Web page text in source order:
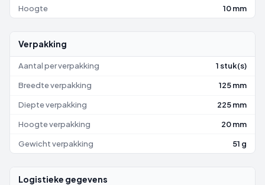
Hoogte 10 mm
Verpakking
Aantal per verpakking 1 stuk(s)
Breedte verpakking 125 mm
Diepte verpakking 225 mm
Hoogte verpakking 20 mm
Gewicht verpakking 51 g
Logistieke gegevens